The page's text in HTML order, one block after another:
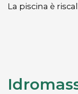
La piscina è